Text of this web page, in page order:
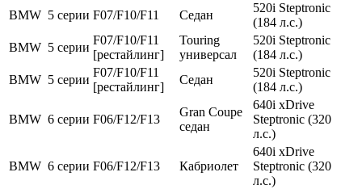
BMW 5 серии F07/F10/F11 Седан
520i Steptronic
(184 л.с.)
BMW 5 серии
F07/F10/F11
[рестайлинг]
Touring
универсал
520i Steptronic
(184 л.с.)
BMW 5 серии
F07/F10/F11
[рестайлинг]
Седан
520i Steptronic
(184 л.с.)
BMW 6 серии F06/F12/F13
Gran Coupe
седан
640i xDrive
Steptronic (320
л.с.)
BMW 6 серии F06/F12/F13 Кабриолет
640i xDrive
Steptronic (320
л.с.)